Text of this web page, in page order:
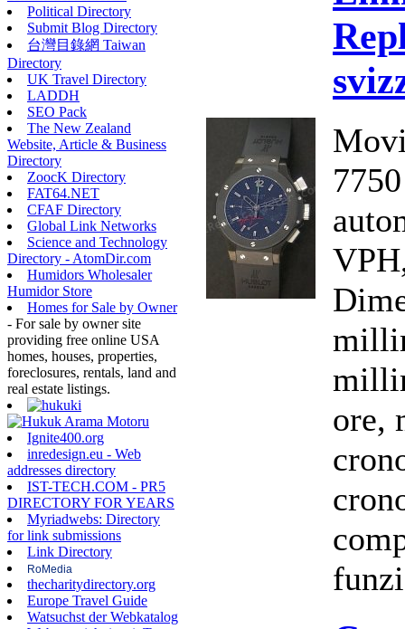
Political Directory
Submit Blog Directory
台灣目錄網 Taiwan
Directory
UK Travel Directory
LADDH
SEO Pack
The New Zealand
Website, Article & Business
Directory
ZoocK Directory
FAT64.NET
CFAF Directory
Global Link Networks
Science and Technology
Directory - AtomDir.com
Humidors Wholesaler
Humidor Store
Homes for Sale by Owner
- For sale by owner site
providing free online USA
homes, houses, properties,
foreclosures, rentals, land and
real estate listings.
Ignite400.org
inredesign.eu - Web
addresses directory
IST-TECH.COM - PR5
DIRECTORY FOR YEARS
Myriadwebs: Directory
for link submissions
Link Directory
RoMedia
thecharitydirectory.org
Europe Travel Guide
Watsuchst der Webkatalog
ore,